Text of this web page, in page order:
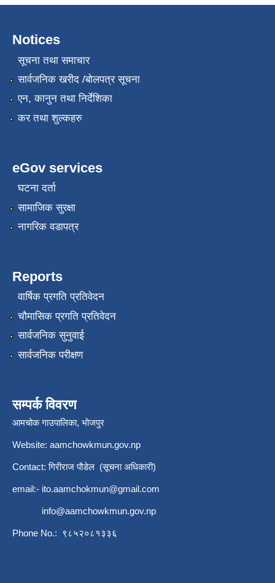
Notices
सूचना तथा समाचार
सार्वजनिक खरीद /बोलपत्र सूचना
एन, कानुन तथा निर्देशिका
कर तथा शुल्कहरु
eGov services
घटना दर्ता
सामाजिक सुरक्षा
नागरिक वडापत्र
Reports
वार्षिक प्रगति प्रतिवेदन
चौमासिक प्रगति प्रतिवेदन
सार्वजनिक सुनुवाई
सार्वजनिक परीक्षण
सम्पर्क विवरण
आमचोक गाउपालिका, भोजपुर
Website: aamchowkmun.gov.np
Contact: गिरीराज पौडेल (सूचना अधिकारी)
email:- ito.aamchokmun@gmail.com
info@aamchowkmun.gov.np
Phone No.: ९८५२०८१३३६